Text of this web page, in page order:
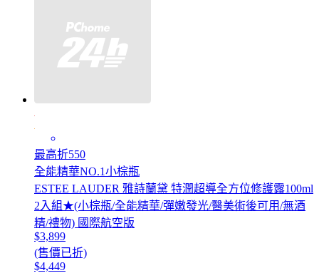
最高折550
全能精華NO.1小棕瓶
ESTEE LAUDER 雅詩蘭黛 特潤超導全方位修護露100ml
2入組★(小棕瓶/全能精華/彈嫩發光/醫美術後可用/無酒
精/禮物) 國際航空版
$3,899
(售價已折)
$4,449